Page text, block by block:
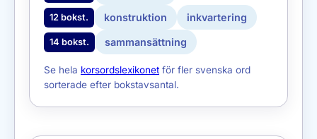
12 bokst. konstruktion inkvartering
14 bokst. sammansättning
Se hela korsordslexikonet för fler svenska ord
sorterade efter bokstavsantal.